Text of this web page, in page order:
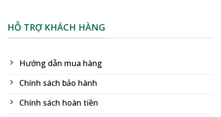
HỖ TRỢ KHÁCH HÀNG
Hướng dẫn mua hàng
Chính sách bảo hành
Chính sách hoàn tiền